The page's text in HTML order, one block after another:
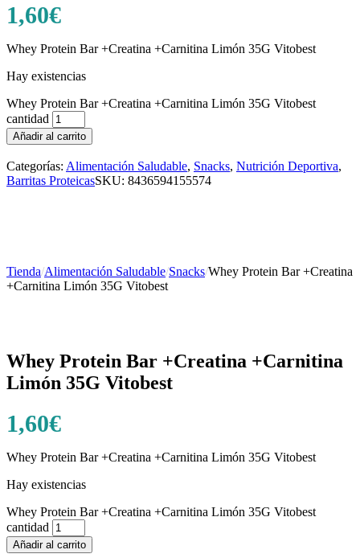
1,60€
Whey Protein Bar +Creatina +Carnitina Limón 35G Vitobest
Hay existencias
Whey Protein Bar +Creatina +Carnitina Limón 35G Vitobest
cantidad
Añadir al carrito
Categorías: Alimentación Saludable, Snacks, Nutrición Deportiva,
Barritas ProteicasSKU: 8436594155574
Tienda/Alimentación Saludable/Snacks/Whey Protein Bar +Creatina
+Carnitina Limón 35G Vitobest
Whey Protein Bar +Creatina +Carnitina
Limón 35G Vitobest
1,60€
Whey Protein Bar +Creatina +Carnitina Limón 35G Vitobest
Hay existencias
Whey Protein Bar +Creatina +Carnitina Limón 35G Vitobest
cantidad
Añadir al carrito